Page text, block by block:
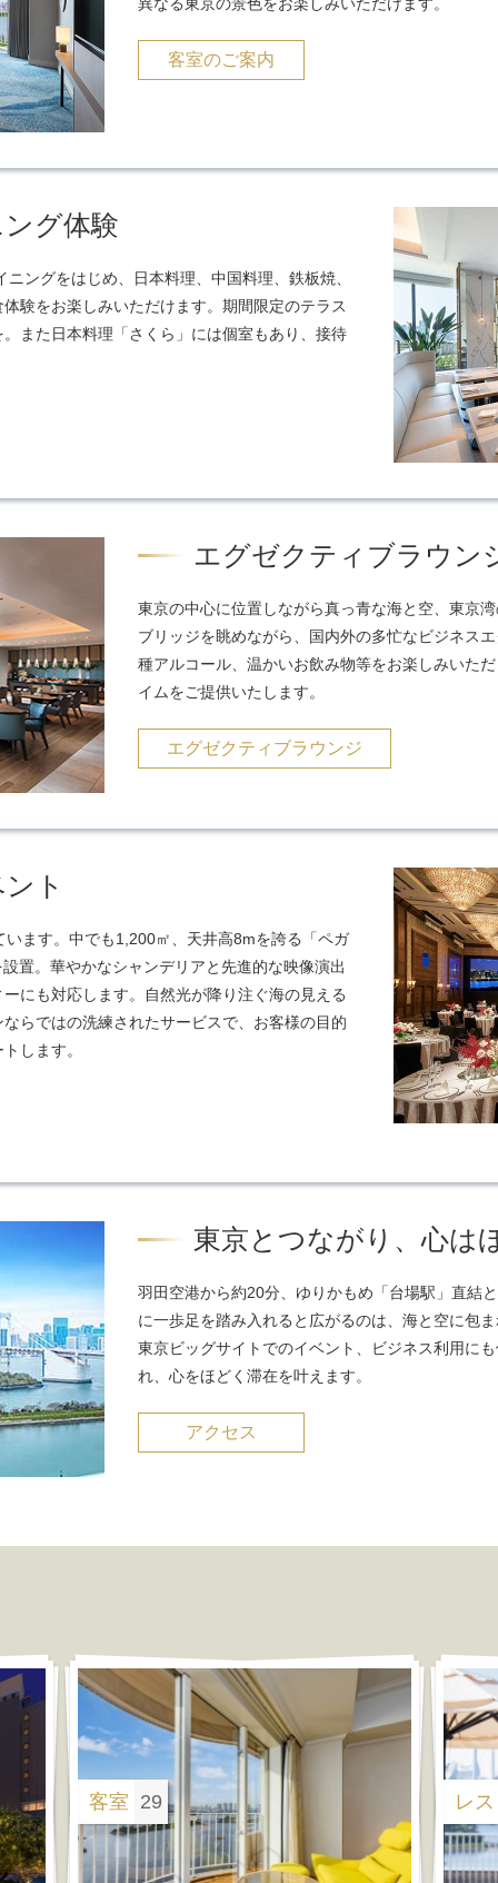
客室のご案内
グ体験
ングをはじめ、日本料理、中国料理、鉄板焼、
験をお楽しみいただけます。期間限定のテラス
また日本料理「さくら」には個室もあり、接待
エグゼクティブラウン
東京の中心に位置しながら真っ青な海と空、東京
ブリッジを眺めながら、国内外の多忙なビジネス
種アルコール、温かいお飲み物等をお楽しみいた
イムをご提供いたします。
エグゼクティブラウンジ
ト
ます。中でも1,200㎡、天井高8mを誇る「ペガ
置。華やかなシャンデリアと先進的な映像演出
にも対応します。自然光が降り注ぐ海の見える
らではの洗練されたサービスで、お客様の目的
します。
東京とつながり、心は
羽田空港から約20分、ゆりかもめ「台場駅」直結
に一歩足を踏み入れると広がるのは、海と空に包
東京ビッグサイトでのイベント、ビジネス利用に
れ、心をほどく滞在を叶えます。
アクセス
客室 29
シースケープ
シースケープ
シースケープ レ